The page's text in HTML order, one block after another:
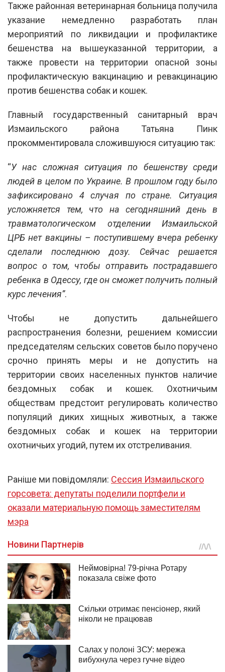
Также районная ветеринарная больница получила
указание немедленно разработать план
мероприятий по ликвидации и профилактике
бешенства на вышеуказанной территории, а
также провести на территории опасной зоны
профилактическую вакцинацию и ревакцинацию
против бешенства собак и кошек.
Главный государственный санитарный врач
Измаильского района Татьяна Пинк
прокомментировала сложившуюся ситуацию так:
“У нас сложная ситуация по бешенству среди
людей в целом по Украине. В прошлом году было
зафиксировано 4 случая по стране. Ситуация
усложняется тем, что на сегодняшний день в
травматологическом отделении Измаильской
ЦРБ нет вакцины – поступившему вчера ребенку
сделали последнюю дозу. Сейчас решается
вопрос о том, чтобы отправить пострадавшего
ребенка в Одессу, где он сможет получить полный
курс лечения”.
Чтобы не допустить дальнейшего
распространения болезни, решением комиссии
председателям сельских советов было поручено
срочно принять меры и не допустить на
территории своих населенных пунктов наличие
бездомных собак и кошек. Охотничьим
обществам предстоит регулировать количество
популяций диких хищных животных, а также
бездомных собак и кошек на территории
охотничьих угодий, путем их отстреливания.
Раніше ми повідомляли: Сессия Измаильского
горсовета: депутаты поделили портфели и
оказали материальную помощь заместителям
мэра